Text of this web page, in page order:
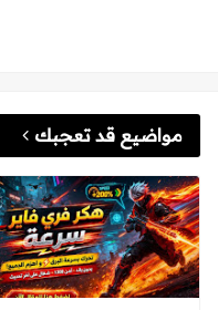
مواضيع قد تعجبك